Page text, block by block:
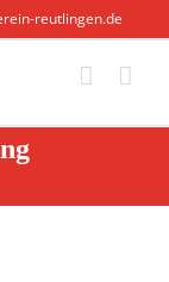
reutlingen.de